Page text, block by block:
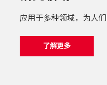
应用于多种领域，为人
了解更多